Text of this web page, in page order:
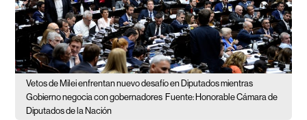
Vetos de Milei enfrentan nuevo desafío en Diputados mientras
Gobierno negocia con gobernadores Fuente: Honorable Cámara de
Diputados de la Nación